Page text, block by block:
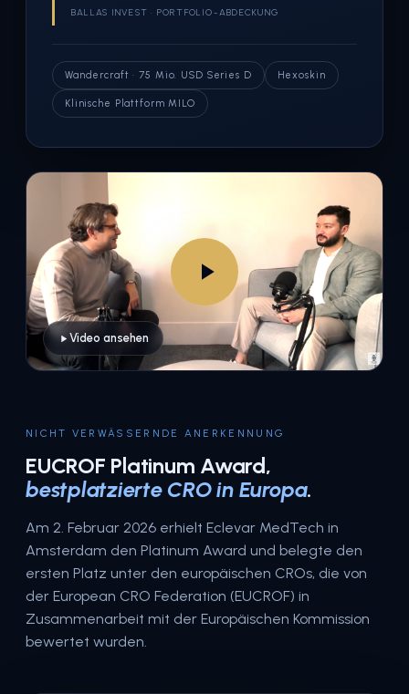
BALLAS INVEST · PORTFOLIO-ABDECKUNG
Wandercraft · 75 Mio. USD Series D Hexoskin
Klinische Plattform MILO
Video ansehen
NICHT VERWÄSSERNDE ANERKENNUNG
EUCROF Platinum Award,
bestplatzierte CRO in Europa.
Am 2. Februar 2026 erhielt Eclevar MedTech in
Amsterdam den Platinum Award und belegte den
ersten Platz unter den europäischen CROs, die von
der European CRO Federation (EUCROF) in
Zusammenarbeit mit der Europäischen Kommission
bewertet wurden.